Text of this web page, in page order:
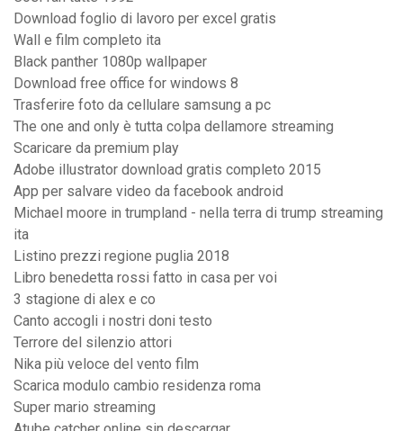
Download foglio di lavoro per excel gratis
Wall e film completo ita
Black panther 1080p wallpaper
Download free office for windows 8
Trasferire foto da cellulare samsung a pc
The one and only è tutta colpa dellamore streaming
Scaricare da premium play
Adobe illustrator download gratis completo 2015
App per salvare video da facebook android
Michael moore in trumpland - nella terra di trump streaming
ita
Listino prezzi regione puglia 2018
Libro benedetta rossi fatto in casa per voi
3 stagione di alex e co
Canto accogli i nostri doni testo
Terrore del silenzio attori
Nika più veloce del vento film
Scarica modulo cambio residenza roma
Super mario streaming